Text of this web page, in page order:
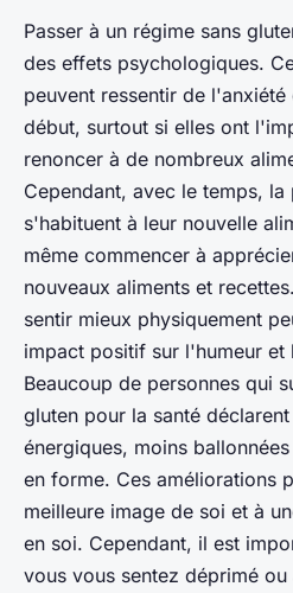
Passer à un régime sans
des effets psychologiques.
peuvent ressentir de
début, surtout si elles ont
renoncer à de nombreux
Cependant, avec le temps,
s'habituent à leur nouvelle
même commencer à
nouveaux aliments et
sentir mieux physiquement
impact positif sur l'humeur et
Beaucoup de personnes qui
gluten pour la santé
énergiques, moins
en forme. Ces améliorations
meilleure image de soi et à
en soi. Cependant, il est
vous vous sentez déprimé